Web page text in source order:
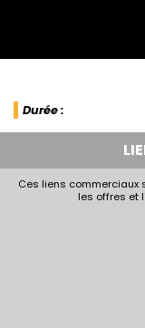
Durée :
Ces liens
les offres et